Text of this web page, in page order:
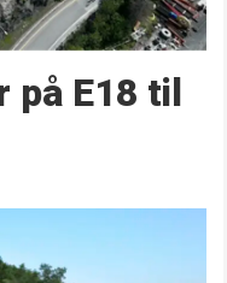
E18 til